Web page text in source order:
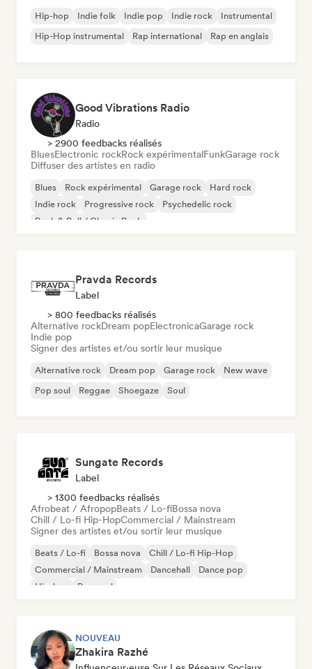
Hip-hop Indie folk Indie pop Indie rock
Instrumental
Hip-Hop instrumental
Rap international Rap en anglais
Good Vibrations Radio
Radio
> 2900 feedbacks réalisés
BluesElectronic rockRock expérimentalFunkGarage rock
Diffuser des artistes en radio
Blues Rock expérimental Garage rock
Hard rock
Indie rock
Progressive rock
Psychedelic rock
Rock & Roll / Classic Rock
Pravda Records
Label
> 800 feedbacks réalisés
Alternative rockDream popElectronicaGarage rock
Indie pop
Signer des artistes et/ou sortir leur musique
Alternative rock Dream pop Garage rock
New wave
Pop soul
Reggae Shoegaze Soul
Sungate Records
Label
> 1300 feedbacks réalisés
Afrobeat / AfropopBeats / Lo-fiBossa nova
Chill / Lo-fi Hip-HopCommercial / Mainstream
Signer des artistes et/ou sortir leur musique
Beats / Lo-fi Bossa nova
Chill / Lo-fi Hip-Hop
Commercial / Mainstream
Dancehall
Dance pop
Hip-hop
Pop soul
NOUVEAU
Zhakira Razhé